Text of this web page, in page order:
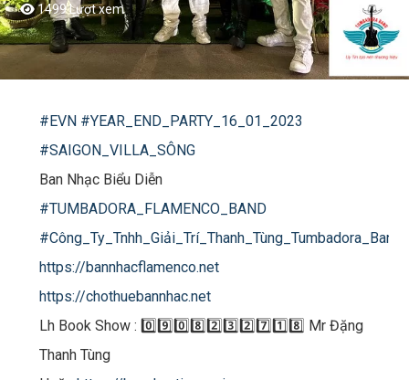
1499 Lượt xem
#EVN #YEAR_END_PARTY_16_01_2023
#SAIGON_VILLA_SÔNG
Ban Nhạc Biểu Diễn
#TUMBADORA_FLAMENCO_BAND
#Công_Ty_Tnhh_Giải_Trí_Thanh_Tùng_Tumbadora_Band
https://bannhacflamenco.net
https://chothuebannhac.net
Lh Book Show : 0️⃣9️⃣0️⃣8️⃣2️⃣3️⃣2️⃣7️⃣1️⃣8️⃣ Mr Đặng
Thanh Tùng